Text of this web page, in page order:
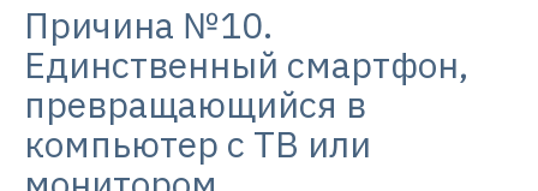
Причина №10.
Единственный смартфон,
превращающийся в
компьютер с ТВ или